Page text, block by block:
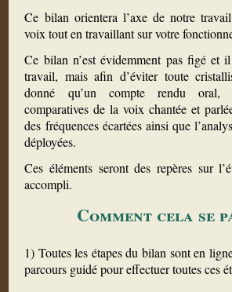
Ce bilan orientera l’axe de notre
voix tout en travaillant sur votre
Ce bilan n’est évidemment pas figé et
travail, mais afin d’éviter toute
donné qu’un compte rendu oral,
comparatives de la voix chantée et
des fréquences écartées ainsi que
déployées.
Ces éléments seront des repères sur
accompli.
Comment cela se
1) Toutes les étapes du bilan sont en
parcours guidé pour effectuer toutes ces